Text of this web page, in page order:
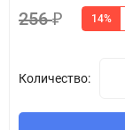
256₽ 14%
Количество: